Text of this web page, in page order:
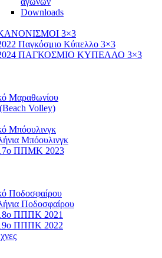
Downloads
3×3
Παγκόσμιο Κύπελλο 3×3
ΠΑΓΚΟΣΜΙΟ ΚΥΠΕΛΛΟ 3×3
Μαραθωνίου
Volley)
Μπόουλινγκ
Μπόουλινγκ
ΠΠΜΚ 2023
Ποδοσφαίρου
Ποδοσφαίρου
ΠΠΠΚ 2021
ΠΠΠΚ 2022